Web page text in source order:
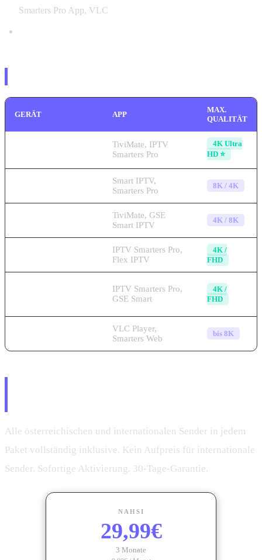
Smarters Pro App, VLC
GERÄT APP
MAX.
QUALITÄT
TiviMate, IPTV
Smarters Pro
4K Ultra
HD ⭐
Smart IPTV,
Smarters Pro
8K / 4K
TiviMate, GSE
Smart IPTV
4K / 8K
IPTV Smarters Pro,
Flex IPTV
4K /
FHD
IPTV Smarters Pro,
GSE Smart
4K /
FHD
VLC Player,
Smarters Web
bis 8K
Alle österreichischen und internationalen Sender in jedem
Paket vollständig inklusive. Kein Aufpreis für internationale
Sender. Sofortige Aktivierung. 30-Tage-Garantie.
NAHSI
29,99€
3 Monate